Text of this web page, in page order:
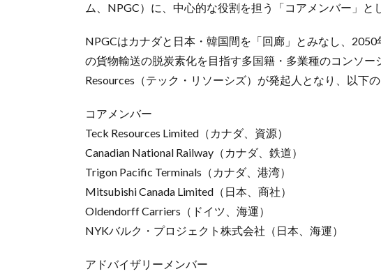
ム、NPGC）に、中心的な役割を担う「コアメンバー」と
NPGCはカナダと日本・韓国間を「回廊」とみなし、
の貨物輸送の脱炭素化を目指す多国籍・多業種のコンソ
Resources（テック・リソーシズ）が発起人となり、以下
コアメンバー
Teck Resources Limited（カナダ、資源）
Canadian National Railway（カナダ、鉄道）
Trigon Pacific Terminals（カナダ、港湾）
Mitsubishi Canada Limited（日本、商社）
Oldendorff Carriers（ドイツ、海運）
NYKバルク・プロジェクト株式会社（日本、海運）
アドバイザリーメンバー